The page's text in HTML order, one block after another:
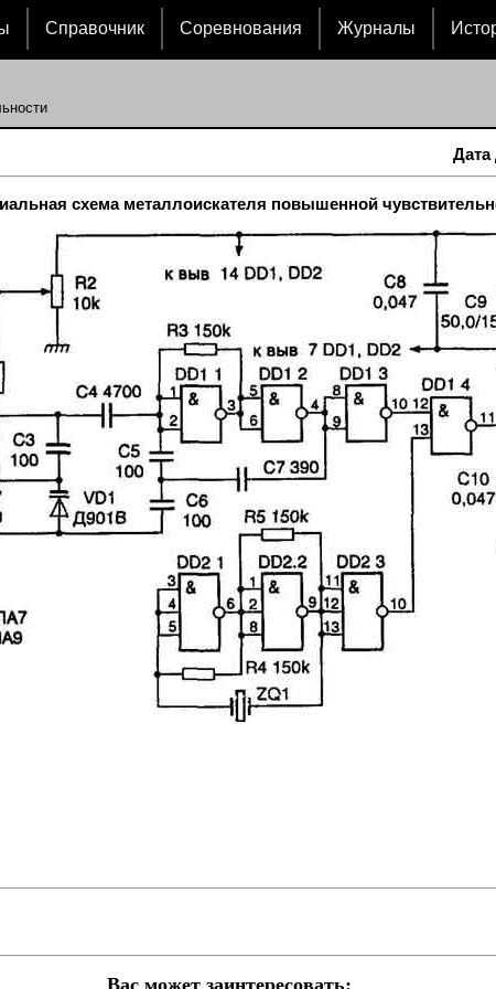
Справочник Соревнования Журналы
Дата
схема металлоискателя повышенной
Вас может заинтересовать: